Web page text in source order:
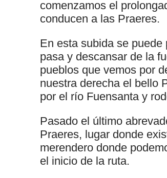
comenzamos el
conducen a las Praeres.
En esta subida se
pasa y descansar de la
pueblos que vemos por
nuestra derecha el bello
por el río Fuensanta y
Pasado el último
Praeres, lugar donde
merendero donde
el inicio de la ruta.